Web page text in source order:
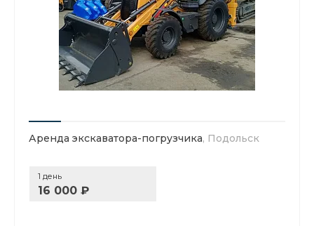
Аренда экскаватора-погрузчика, Подольск
1 день
16 000 ₽